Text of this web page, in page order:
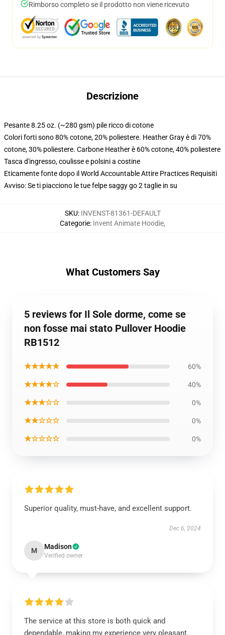
Rimborso completo se il prodotto non viene ricevuto
Descrizione
Pesante 8.25 oz. (~280 gsm) pile ricco di cotone
Colori forti sono 80% cotone, 20% poliestere. Heather Gray è di 70%
cotone, 30% poliestere. Carbone Heather è 60% cotone, 40% poliestere
Tasca d'ingresso, coulisse e polsini a costine
Eticamente fonte dopo il World Accountable Attire Practices Requisiti
Avviso: Se ti piacciono le tue felpe saggy go 2 taglie in su
SKU: INVENST-81361-DEFAULT
Categorie: Invent Animate Hoodie,
What Customers Say
5 reviews for Il Sole dorme, come se
non fosse mai stato Pullover Hoodie
RB1512
★★★★★ 60%
★★★★☆ 40%
★★★☆☆ 0%
★★☆☆☆ 0%
★☆☆☆☆ 0%
Superior quality, must-have, and excellent support.
Dec 6, 2024
M Madison
Verified owner
The service at this store is both quick and
dependable, making my experience very pleasant.